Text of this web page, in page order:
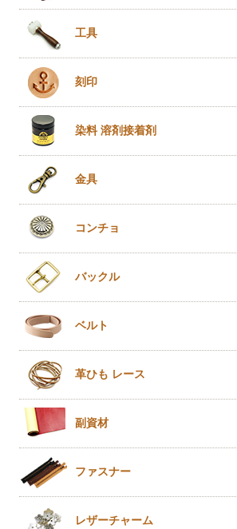
工具
刻印
染料 溶剤接着剤
金具
コンチョ
バックル
ベルト
革ひも レース
副資材
ファスナー
レザーチャーム